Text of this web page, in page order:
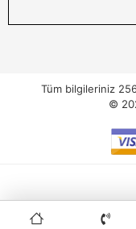
Tüm bilgileriniz
©